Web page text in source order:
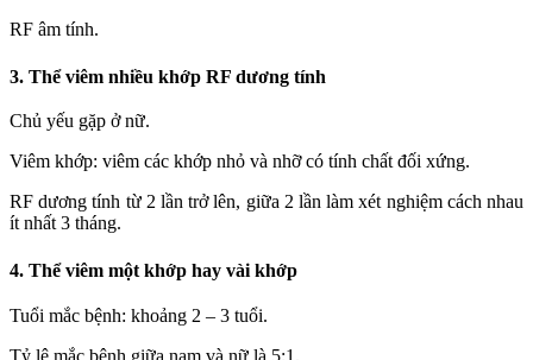
RF âm tính.
3. Thể viêm nhiều khớp RF dương tính
Chủ yếu gặp ở nữ.
Viêm khớp: viêm các khớp nhỏ và nhỡ có tính chất đối xứng.
RF dương tính từ 2 lần trở lên, giữa 2 lần làm xét nghiệm cách nhau
ít nhất 3 tháng.
4. Thể viêm một khớp hay vài khớp
Tuổi mắc bệnh: khoảng 2 – 3 tuổi.
Tỷ lệ mắc bệnh giữa nam và nữ là 5:1.